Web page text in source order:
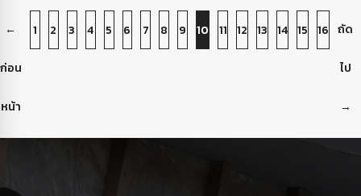
←
ก่อน
หน้า
1 2 3 4 5 6 7 8 9 10 11 12 13 14 15 16 ถัด
ไป
→